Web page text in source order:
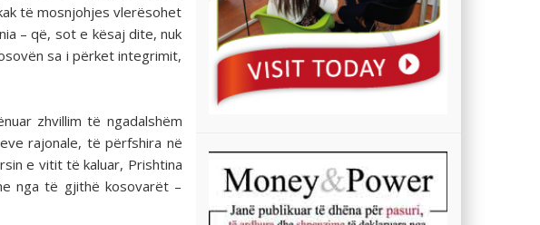
të mosnjohjes vlerësohet
– që, sot e kësaj dite, nuk
sa i përket integrimit,
zhvillim të ngadalshëm
rajonale, të përfshira në
e vitit të kaluar, Prishtina
nga të gjithë kosovarët –